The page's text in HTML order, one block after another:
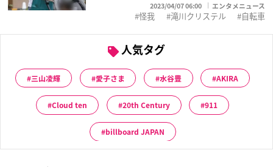
2023/04/07 06:00 エンタメニュース
怪我 滝川クリステル 自転車
人気タグ
三山凌輝 愛子さま 水谷豊 AKIRA
Cloud ten 20th Century 911
billboard JAPAN